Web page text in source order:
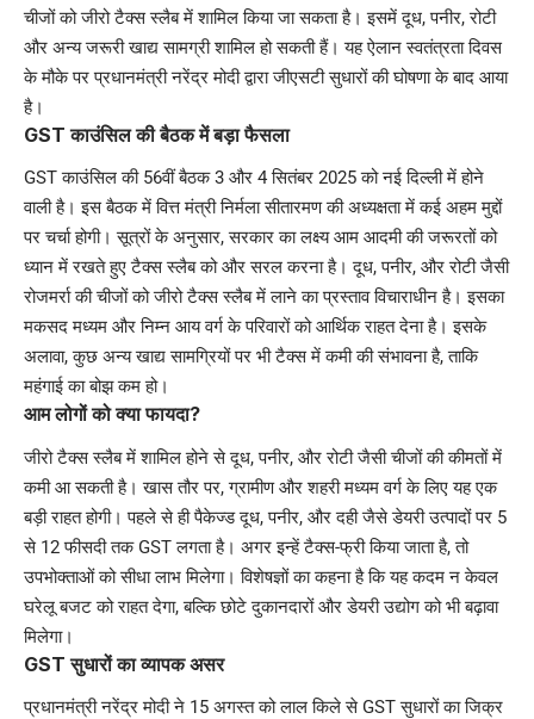
चीजों को जीरो टैक्स स्लैब में शामिल किया जा सकता है। इसमें दूध, पनीर, रोटी
और अन्य जरूरी खाद्य सामग्री शामिल हो सकती हैं। यह ऐलान स्वतंत्रता दिवस
के मौके पर प्रधानमंत्री नरेंद्र मोदी द्वारा जीएसटी सुधारों की घोषणा के बाद आया
है।
GST काउंसिल की बैठक में बड़ा फैसला
GST काउंसिल की 56वीं बैठक 3 और 4 सितंबर 2025 को नई दिल्ली में होने
वाली है। इस बैठक में वित्त मंत्री निर्मला सीतारमण की अध्यक्षता में कई अहम मुद्दों
पर चर्चा होगी। सूत्रों के अनुसार, सरकार का लक्ष्य आम आदमी की जरूरतों को
ध्यान में रखते हुए टैक्स स्लैब को और सरल करना है। दूध, पनीर, और रोटी जैसी
रोजमर्रा की चीजों को जीरो टैक्स स्लैब में लाने का प्रस्ताव विचाराधीन है। इसका
मकसद मध्यम और निम्न आय वर्ग के परिवारों को आर्थिक राहत देना है। इसके
अलावा, कुछ अन्य खाद्य सामग्रियों पर भी टैक्स में कमी की संभावना है, ताकि
महंगाई का बोझ कम हो।
आम लोगों को क्या फायदा?
जीरो टैक्स स्लैब में शामिल होने से दूध, पनीर, और रोटी जैसी चीजों की कीमतों में
कमी आ सकती है। खास तौर पर, ग्रामीण और शहरी मध्यम वर्ग के लिए यह एक
बड़ी राहत होगी। पहले से ही पैकेज्ड दूध, पनीर, और दही जैसे डेयरी उत्पादों पर 5
से 12 फीसदी तक GST लगता है। अगर इन्हें टैक्स-फ्री किया जाता है, तो
उपभोक्ताओं को सीधा लाभ मिलेगा। विशेषज्ञों का कहना है कि यह कदम न केवल
घरेलू बजट को राहत देगा, बल्कि छोटे दुकानदारों और डेयरी उद्योग को भी बढ़ावा
मिलेगा।
GST सुधारों का व्यापक असर
प्रधानमंत्री नरेंद्र मोदी ने 15 अगस्त को लाल किले से GST सुधारों का जिक्र